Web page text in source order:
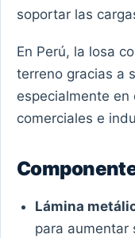
soportar las
En Perú, la losa
terreno gracias a
especialmente
comerciales e
Lámina
para aumentar